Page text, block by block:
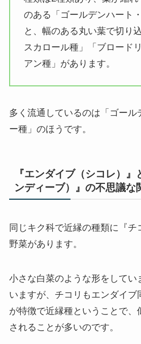
のある「ゴールデンハート
と、幅のある丸い葉で切り
スカロール種」「ブロード
アン種」があります。
多く流通しているのは「ゴール
ー種」のほうです。
『エンダイブ（シコレ）
ンディーブ）』の不思議な
同じキク科で近縁の種類に『チ
野菜があります。
小さな白菜のような形をしてい
いますが、チコリもエンダイブ
が特徴で近縁種ということで、
されることが多いのです。